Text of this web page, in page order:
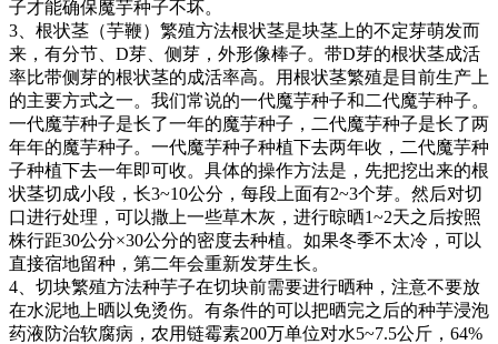
子才能确保魔芋种子不坏。
3、根状茎（芋鞭）繁殖方法根状茎是块茎上的不定芽萌发而
来，有分节、D芽、侧芽，外形像棒子。带D芽的根状茎成活
率比带侧芽的根状茎的成活率高。用根状茎繁殖是目前生产上
的主要方式之一。我们常说的一代魔芋种子和二代魔芋种子。
一代魔芋种子是长了一年的魔芋种子，二代魔芋种子是长了两
年年的魔芋种子。一代魔芋种子种植下去两年收，二代魔芋种
子种植下去一年即可收。具体的操作方法是，先把挖出来的根
状茎切成小段，长3~10公分，每段上面有2~3个芽。然后对切
口进行处理，可以撒上一些草木灰，进行晾晒1~2天之后按照
株行距30公分×30公分的密度去种植。如果冬季不太冷，可以
直接宿地留种，第二年会重新发芽生长。
4、切块繁殖方法种芋子在切块前需要进行晒种，注意不要放
在水泥地上晒以免烫伤。有条件的可以把晒完之后的种芋浸泡
药液防治软腐病，农用链霉素200万单位对水5~7.5公斤，64%